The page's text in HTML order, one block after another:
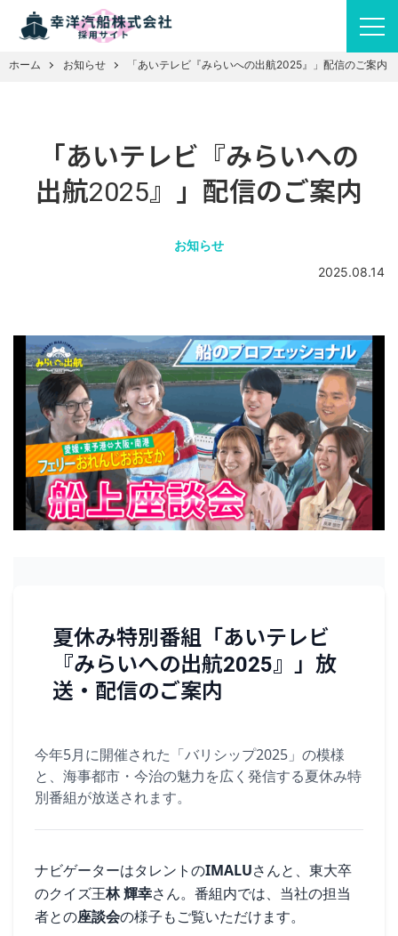
ホーム お知らせ 「あいテレビ『みらいへの出航2025』」配信のご案内
「あいテレビ『みらいへの
出航2025』」配信のご案内
お知らせ
2025.08.14
夏休み特別番組「あいテレビ
『みらいへの出航2025』」放
送・配信のご案内
今年5月に開催された「バリシップ2025」の模様
と、海事都市・今治の魅力を広く発信する夏休み特
別番組が放送されます。
ナビゲーターはタレントのIMALUさんと、東大卒
のクイズ王林 輝幸さん。番組内では、当社の担当
者との座談会の様子もご覧いただけます。